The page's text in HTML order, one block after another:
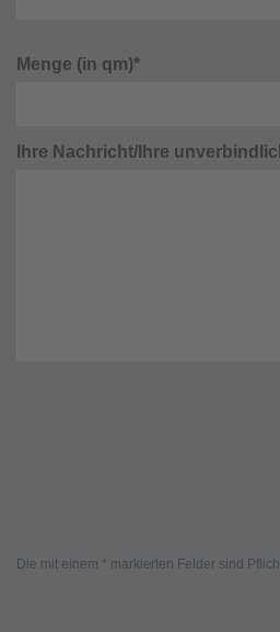
Menge (in qm)*
Ihre Nachricht/Ihre
Die mit einem * markierten Felder sind